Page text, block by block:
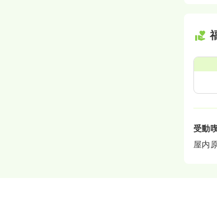
受動
屋内